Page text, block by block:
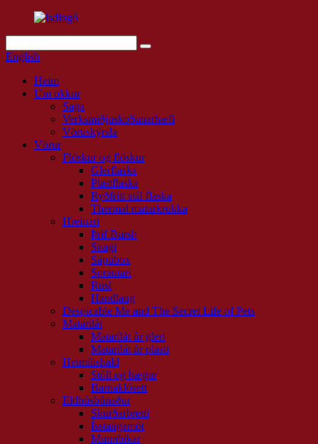
English
Heim
Um okkur
Saga
Verksmiðjuskoðunarhæfi
Vöruskýrsla
Vörur
Flöskur og flöskur
Glerflaska
Plastflaska
Ryðfrítt stál flaska
Thermal matarkrukka
Hreinari
Þrif Bursh
Snagi
Sápubox
Sprautari
Rusl
Handlaug
Despicable Me and The Secret Life of Pets
Matarílát
Matarílát úr gleri
Matarílát úr plasti
Heimilishald
Stóll og hægur
Barnaklósett
Eldhúsbúnaður
Skurðarbretti
Ísstangamót
Munnbikar